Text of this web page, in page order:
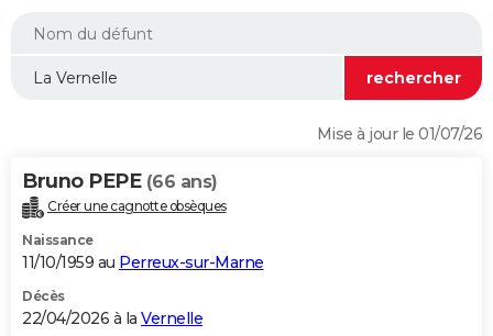
BRICOLAGE
WEEK-END
Alimentation
Guide de la santé
Maladies
Médicaments
Sommeil
VOYAGE
Destinations
City break
Voyage nature
Voyage de noces
Forum
Climat
+PHOTO
GUIDES D'ACHAT
Mise à jour le 01/07/26
Bruno PEPE (66 ans)
Créer une cagnotte obsèques
Naissance
11/10/1959 au Perreux-sur-Marne
Décès
22/04/2026 à la Vernelle